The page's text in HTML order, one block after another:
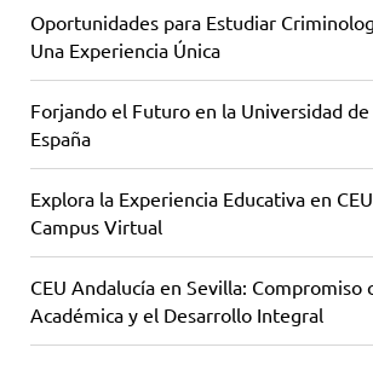
Oportunidades para Estudiar
Una Experiencia Única
Forjando el Futuro en la Universidad de
España
Explora la Experiencia Educativa en
Campus Virtual
CEU Andalucía en Sevilla: Compromiso
Académica y el Desarrollo Integral